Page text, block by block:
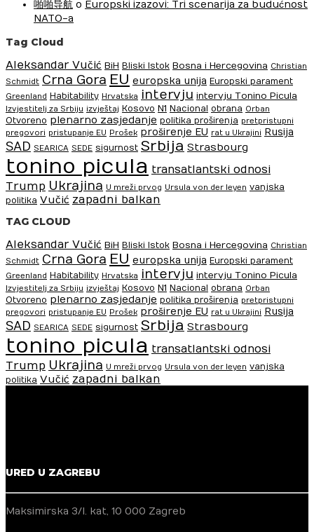
啪啪导航 o Europski izazovi: Tri scenarija za budućnost
NATO-a
Tag Cloud
Aleksandar Vučić BiH Bliski Istok Bosna i Hercegovina Christian
Schmidt Crna Gora EU europska unija Europski parament
Greenland Habitability Hrvatska intervju intervju Tonino Picula
Izvjestitelj za Srbiju izvještaj Kosovo N1 Nacional obrana Orban
Otvoreno plenarno zasjedanje politika proširenja pretpristupni
pregovori pristupanje EU Prošek proširenje EU rat u Ukrajini Rusija
SAD SEARICA SEDE sigurnost Srbija Strasbourg
tonino picula transatlantski odnosi
Trump Ukrajina U mreži prvog Ursula von der leyen vanjska
politika Vučić zapadni balkan
TAG CLOUD
Aleksandar Vučić BiH Bliski Istok Bosna i Hercegovina Christian
Schmidt Crna Gora EU europska unija Europski parament
Greenland Habitability Hrvatska intervju intervju Tonino Picula
Izvjestitelj za Srbiju izvještaj Kosovo N1 Nacional obrana Orban
Otvoreno plenarno zasjedanje politika proširenja pretpristupni
pregovori pristupanje EU Prošek proširenje EU rat u Ukrajini Rusija
SAD SEARICA SEDE sigurnost Srbija Strasbourg
tonino picula transatlantski odnosi
Trump Ukrajina U mreži prvog Ursula von der leyen vanjska
politika Vučić zapadni balkan
URED U ZAGREBU
Maksimirska 3/I. kat, 10 000 Zagreb